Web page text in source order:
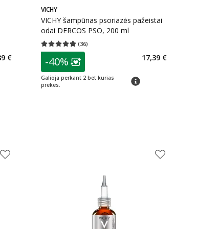
nuolaida:
€
VICHY
VICHY šampūnas psoriazės pažeistai
odai DERCOS PSO, 200 ml
(36)
Vidutinis įvertinimas 4.83
patarimas
Lojalumo klubo narių nuolaida
-40%
Galioja perkant 2 bet kurias
prekes.
patarimas
17,39 €